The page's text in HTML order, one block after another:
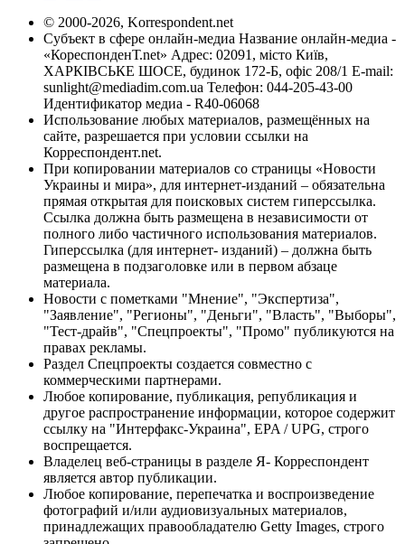
© 2000-2026, Korrespondent.net
Субъект в сфере онлайн-медиа Название онлайн-медиа -
«КореспонденТ.net» Адрес: 02091, місто Київ,
ХАРКІВСЬКЕ ШОСЕ, будинок 172-Б, офіс 208/1 E-mail:
sunlight@mediadim.com.ua Телефон: 044-205-43-00
Идентификатор медиа - R40-06068
Использование любых материалов, размещённых на
сайте, разрешается при условии ссылки на
Корреспондент.net.
При копировании материалов со страницы «Новости
Украины и мира», для интернет-изданий – обязательна
прямая открытая для поисковых систем гиперссылка.
Ссылка должна быть размещена в независимости от
полного либо частичного использования материалов.
Гиперссылка (для интернет- изданий) – должна быть
размещена в подзаголовке или в первом абзаце
материала.
Новости с пометками "Мнение", "Экспертиза",
"Заявление", "Регионы", "Деньги", "Власть", "Выборы",
"Тест-драйв", "Спецпроекты", "Промо" публикуются на
правах рекламы.
Раздел Спецпроекты создается совместно с
коммерческими партнерами.
Любое копирование, публикация, републикация и
другое распространение информации, которое содержит
ссылку на "Интерфакс-Украина", EPA / UPG, строго
воспрещается.
Владелец веб-страницы в разделе Я- Корреспондент
является автор публикации.
Любое копирование, перепечатка и воспроизведение
фотографий и/или аудиовизуальных материалов,
принадлежащих правообладателю Getty Images, строго